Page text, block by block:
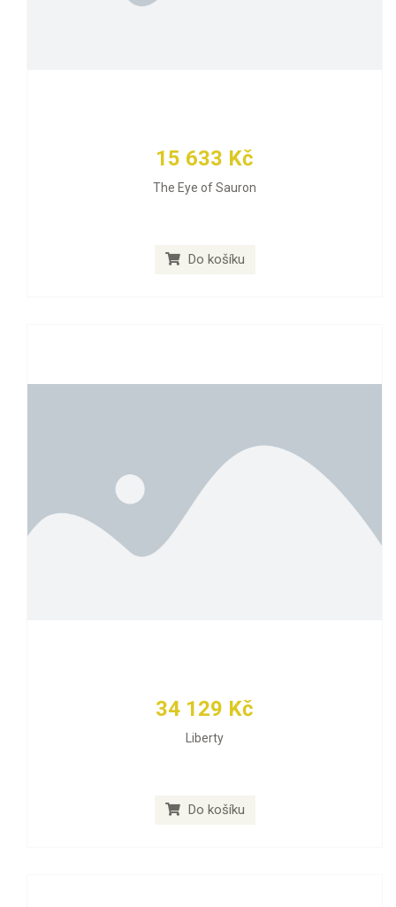
15 633 Kč
The Eye of Sauron
Do košíku
34 129 Kč
Liberty
Do košíku